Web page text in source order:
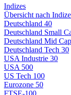
Indizes
Übersicht nach
Deutschland 40
Deutschland Small
Deutschland Mid
Deutschland Tech 30
USA Industrie 30
USA 500
US Tech 100
Eurozone 50
FTSE-100